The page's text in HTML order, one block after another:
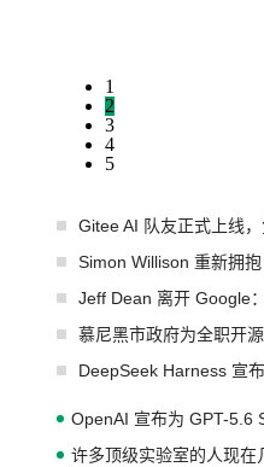
1
2
3
4
5
Gitee AI 队友正式上线
Simon Willison 重新拥
Jeff Dean 离开 Google
慕尼黑市政府为全职开
DeepSeek Harness 宣
OpenAI 宣布为 GPT-5.6
许多顶级实验室的人现在